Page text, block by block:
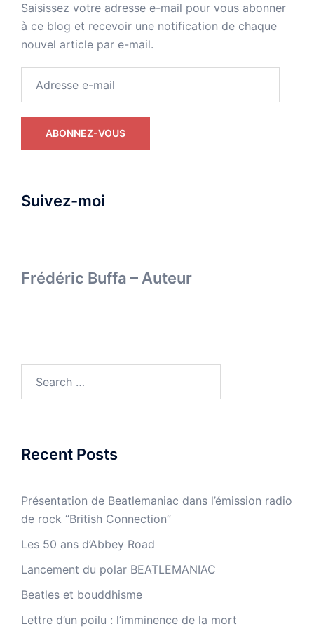
Saisissez votre adresse e-mail pour vous abonner
à ce blog et recevoir une notification de chaque
nouvel article par e-mail.
ABONNEZ-VOUS
Suivez-moi
Frédéric Buffa – Auteur
Recent Posts
Présentation de Beatlemaniac dans l’émission radio
de rock “British Connection”
Les 50 ans d’Abbey Road
Lancement du polar BEATLEMANIAC
Beatles et bouddhisme
Lettre d’un poilu : l’imminence de la mort